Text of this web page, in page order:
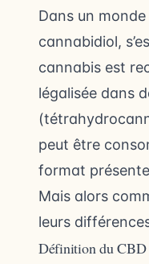
Dans un
cannabidiol,
cannabis est
légalisée dans
peut être
format
Mais alors
leurs
Définition du CBD